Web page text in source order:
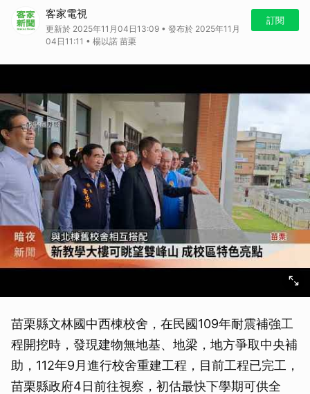
客家電視
更新於 2025年11月04日13:09 • 發布於 2025年11月
04日11:11 • 楊以諾 苗栗
訂閱
苗栗縣文林國中西棟校舍，在民國109年耐震補強工
程開挖時，發現建物無地基、地梁，地方爭取中央補
助，112年9月進行校舍重建工程，目前工程已完工，
苗栗縣政府4日前往視察，初估最快下學期可供全